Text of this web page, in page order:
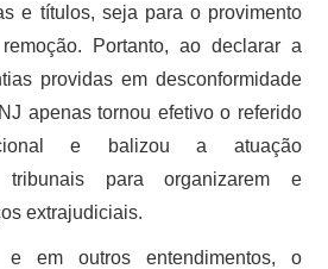
e títulos, seja para o provimento
Portanto, ao declarar a
providas em desconformidade
apenas tornou efetivo o referido
e balizou a atuação
tribunais para organizarem e
extrajudiciais.
em outros entendimentos, o